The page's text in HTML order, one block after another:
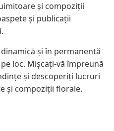
și compoziții
și publicații
și în permanentă
loc. Mișcați-vă împreună
și descoperiți lucruri
și compoziții florale.